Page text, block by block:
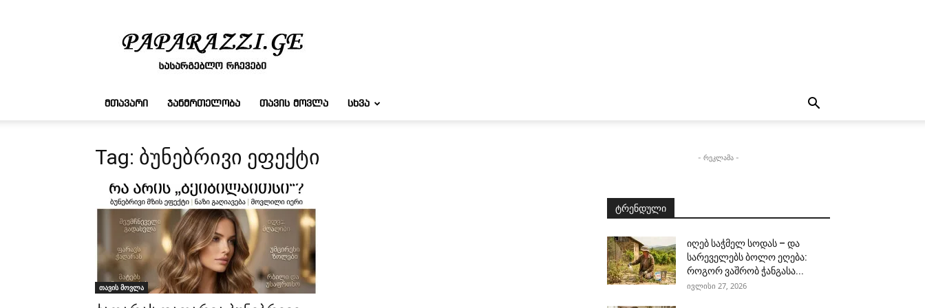
რჩევები
ᲛᲗᲐᲕᲐᲠᲘ ᲯᲐᲜᲛᲠᲗᲔᲚᲝᲑᲐ ᲗᲐᲕᲘᲡ ᲛᲝᲕᲚᲐ ᲡᲮᲕᲐ
Tag: ბუნებრივი ეფექტი
თავის მოვლა
- რეკლამა -
ტრენდული
იღებ საჭმელ სოდას – და
სარეველებს ბოლო ეღება:
როგორ ვაშრობ ჭანგასა...
ივლისი 27, 2026